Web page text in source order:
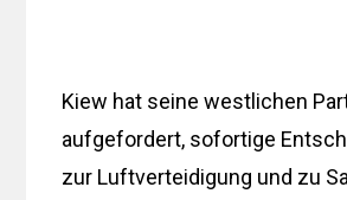
Kiew hat seine westlichen
aufgefordert, sofortige
zur Luftverteidigung und zu